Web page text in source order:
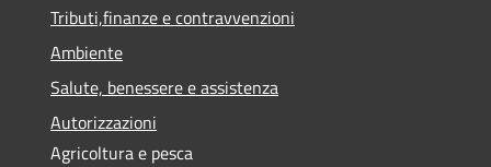
Tributi,finanze e contravvenzioni
Ambiente
Salute, benessere e assistenza
Autorizzazioni
Agricoltura e pesca